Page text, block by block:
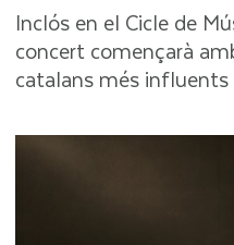
Inclós en el Cicle de
concert començarà
catalans més influents